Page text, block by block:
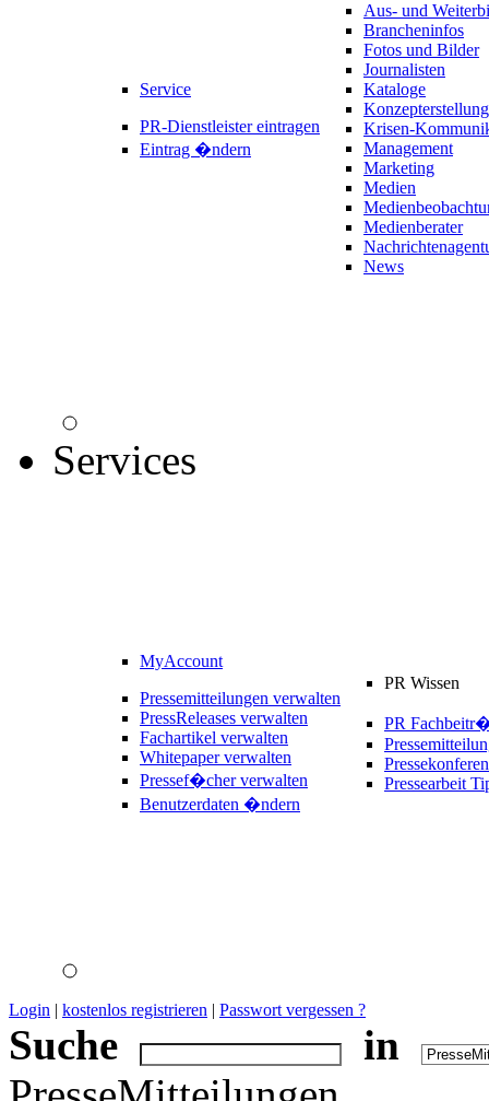
Service
PR-Dienstleister eintragen
Eintrag �ndern
Aus- und
Brancheninfos
Fotos und Bilder
Journalisten
Kataloge
Konzepterstellung
Krisen-
Management
Marketing
Medien
Medienberater
News
Services
MyAccount
Pressemitteilungen verwalten
PressReleases verwalten
Fachartikel verwalten
Whitepaper verwalten
Pressef�cher verwalten
Benutzerdaten �ndern
PR Wissen
PR
Pressearbeit
Login | kostenlos registrieren | Passwort vergessen ?
Suche
in